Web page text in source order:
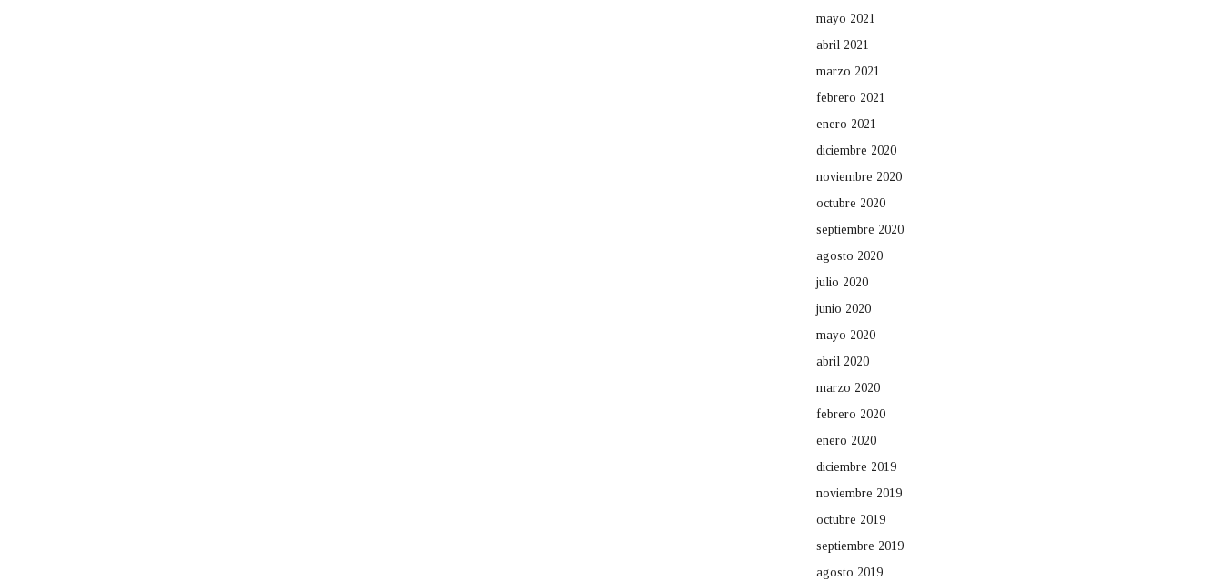
mayo 2021
abril 2021
marzo 2021
febrero 2021
enero 2021
diciembre 2020
noviembre 2020
octubre 2020
septiembre 2020
agosto 2020
julio 2020
junio 2020
mayo 2020
abril 2020
marzo 2020
febrero 2020
enero 2020
diciembre 2019
noviembre 2019
octubre 2019
septiembre 2019
agosto 2019